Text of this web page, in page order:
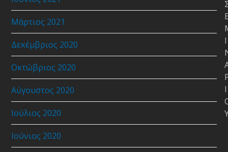
Μάρτιος 2021
Δεκέμβριος 2020
Οκτώβριος 2020
Αύγουστος 2020
Ιούλιος 2020
Ιούνιος 2020
Ι
Ι